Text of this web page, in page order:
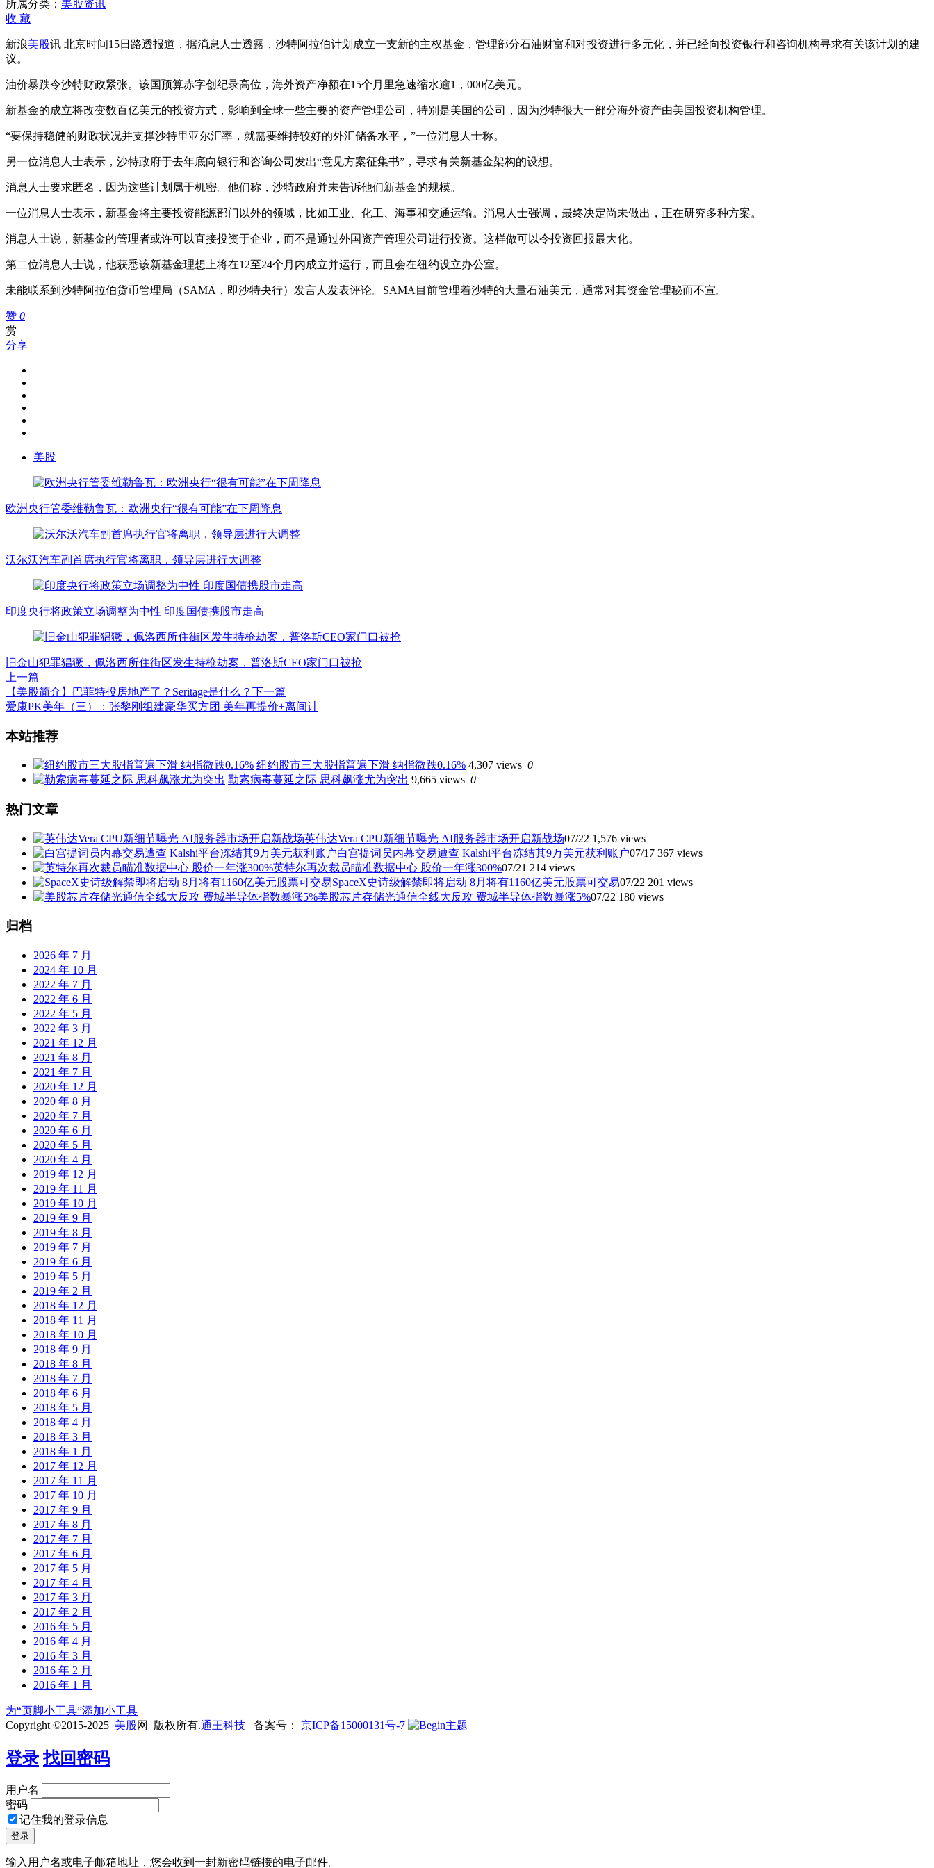
沙
新
建
主
权
富
金
所属分类： 美股资讯
收 藏
新浪美股讯 北京时间15日路透报道，据消息人士透露，沙特阿拉伯计划成立一支新的主权基金，管理部分石油财富和对投资进行多元化，并已经向投资银行和咨询机构寻求有关该计划的建
议。
油价暴跌令沙特财政紧张。该国预算赤字创纪录高位，海外资产净额在15个月里急速缩水逾1，000亿美元。
新基金的成立将改变数百亿美元的投资方式，影响到全球一些主要的资产管理公司，特别是美国的公司，因为沙特很大一部分海外资产由美国投资机构管理。
“要保持稳健的财政状况并支撑沙特里亚尔汇率，就需要维持较好的外汇储备水平，”一位消息人士称。
另一位消息人士表示，沙特政府于去年底向银行和咨询公司发出“意见方案征集书”，寻求有关新基金架构的设想。
消息人士要求匿名，因为这些计划属于机密。他们称，沙特政府并未告诉他们新基金的规模。
一位消息人士表示，新基金将主要投资能源部门以外的领域，比如工业、化工、海事和交通运输。消息人士强调，最终决定尚未做出，正在研究多种方案。
消息人士说，新基金的管理者或许可以直接投资于企业，而不是通过外国资产管理公司进行投资。这样做可以令投资回报最大化。
第二位消息人士说，他获悉该新基金理想上将在12至24个月内成立并运行，而且会在纽约设立办公室。
未能联系到沙特阿拉伯货币管理局（SAMA，即沙特央行）发言人发表评论。SAMA目前管理着沙特的大量石油美元，通常对其资金管理秘而不宣。
赞 0
赏
分享
美股
欧洲央行管委维勒鲁瓦：欧洲央行“很有可能”在下周降息
沃尔沃汽车副首席执行官将离职，领导层进行大调整
印度央行将政策立场调整为中性 印度国债携股市走高
旧金山犯罪猖獗，佩洛西所住街区发生持枪劫案，普洛斯CEO家门口被抢
上一篇
【美股简介】巴菲特投房地产了？Seritage是什么？ 下一篇
爱康PK美年（三）：张黎刚组建豪华买方团 美年再提价+离间计
文
章
本站推荐
纽约股市三大股指普遍下滑 纳指微跌0.16% 4,307 views 0
勒索病毒蔓延之际 思科飙涨尤为突出 9,665 views 0
热门文章
英伟达Vera CPU新细节曝光 AI服务器市场开启新战场07/22 1,576 views
白宫提词员内幕交易遭查 Kalshi平台冻结其9万美元获利账户07/17 367 views
英特尔再次裁员瞄准数据中心 股价一年涨300%07/21 214 views
SpaceX史诗级解禁即将启动 8月将有1160亿美元股票可交易07/22 201 views
美股芯片存储光通信全线大反攻 费城半导体指数暴涨5%07/22 180 views
归档
2026 年 7 月
2024 年 10 月
2022 年 7 月
2022 年 6 月
2022 年 5 月
2022 年 3 月
2021 年 12 月
2021 年 8 月
2021 年 7 月
2020 年 12 月
2020 年 8 月
2020 年 7 月
2020 年 6 月
2020 年 5 月
2020 年 4 月
2019 年 12 月
2019 年 11 月
2019 年 10 月
2019 年 9 月
2019 年 8 月
2019 年 7 月
2019 年 6 月
2019 年 5 月
2019 年 2 月
2018 年 12 月
2018 年 11 月
2018 年 10 月
2018 年 9 月
2018 年 8 月
2018 年 7 月
2018 年 6 月
2018 年 5 月
2018 年 4 月
2018 年 3 月
2018 年 1 月
2017 年 12 月
2017 年 11 月
2017 年 10 月
2017 年 9 月
2017 年 8 月
2017 年 7 月
2017 年 6 月
2017 年 5 月
2017 年 4 月
2017 年 3 月
2017 年 2 月
2016 年 5 月
2016 年 4 月
2016 年 3 月
2016 年 2 月
2016 年 1 月
为“页脚小工具”添加小工具
Copyright ©2015-2025 美股网 版权所有.通王科技 备案号： 京ICP备15000131号-7
登录 找回密码
用户名
密码
记住我的登录信息
输入用户名或电子邮箱地址，您会收到一封新密码链接的电子邮件。